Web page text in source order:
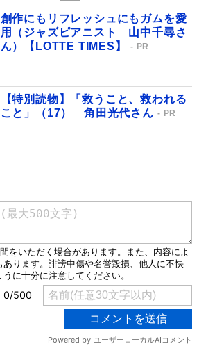
創作にもリフレッシュにもガムを愛
用（ジャズピアニスト 山中千尋さ
ん）【LOTTE TIMES】
PR
【特別読物】「救うこと、救われる
こと」（17） 角田光代さん
PR